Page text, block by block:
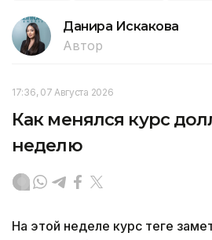
Данира Искакова
Автор
17:36, 07 Августа 2026
Как менялся курс
неделю
На этой неделе курс теңге